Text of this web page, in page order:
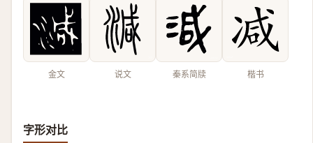
金文 说文 秦系简牍 楷书
字形对比